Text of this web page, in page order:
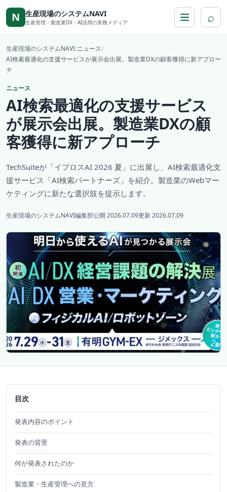
本文へ移動
N 生産現場のシステムNAVI
生産管理・製造業DX・AI活用の実務メディア ⌕
生産現場のシステムNAVI/ニュース/
AI検索最適化の支援サービスが展示会出展。製造業DXの顧客獲得に新アプロー
チ
ニュース
AI検索最適化の支援サービス
が展示会出展。製造業DXの顧
客獲得に新アプローチ
TechSuiteが「イプロスAI 2026 夏」に出展し、AI検索最適化支
援サービス「AI検索パートナーズ」を紹介。製造業のWebマー
ケティングに新たな選択肢を提示します。
生産現場のシステムNAVI編集部公開 2026.07.09更新 2026.07.09
目次
発表内容のポイント
発表の背景
何が発表されたのか
製造業・生産管理への見方